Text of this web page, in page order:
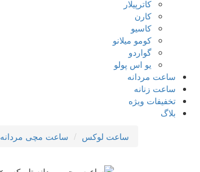
کاترپیلار
کارن
کاسیو
کومو میلانو
گواردو
یو اس پولو
ساعت مردانه
ساعت زنانه
تخفیفات ویژه
بلاگ
ساعت لوکس
ساعت مچی مردانه